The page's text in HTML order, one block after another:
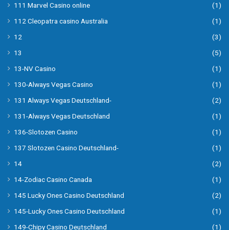
111 Marvel Casino online
(1)
112 Cleopatra casino Australia
(1)
12
(3)
13
(5)
13-NV Casino
(1)
130-Always Vegas Casino
(1)
131 Always Vegas Deutschland-
(2)
131-Always Vegas Deutschland
(1)
136-Slotozen Casino
(1)
137 Slotozen Casino Deutschland-
(1)
14
(2)
14-Zodiac Casino Canada
(1)
145 Lucky Ones Casino Deutschland
(2)
145-Lucky Ones Casino Deutschland
(1)
149-Chipy Casino Deutschland
(1)